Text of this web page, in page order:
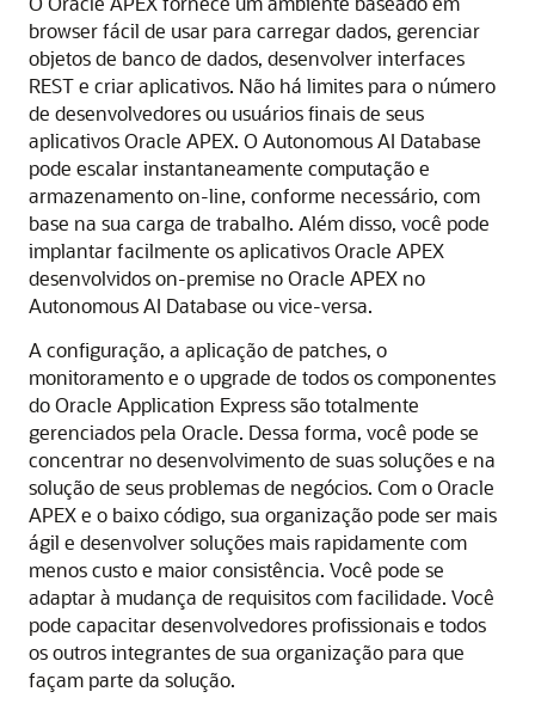
browser fácil de usar para carregar dados, gerenciar
objetos de banco de dados, desenvolver interfaces
REST e criar aplicativos. Não há limites para o número
de desenvolvedores ou usuários finais de seus
aplicativos Oracle APEX. O Autonomous AI Database
pode escalar instantaneamente computação e
armazenamento on-line, conforme necessário, com
base na sua carga de trabalho. Além disso, você pode
implantar facilmente os aplicativos Oracle APEX
desenvolvidos on-premise no Oracle APEX no
Autonomous AI Database ou vice-versa.
A configuração, a aplicação de patches, o
monitoramento e o upgrade de todos os componentes
do Oracle Application Express são totalmente
gerenciados pela Oracle. Dessa forma, você pode se
concentrar no desenvolvimento de suas soluções e na
solução de seus problemas de negócios. Com o Oracle
APEX e o baixo código, sua organização pode ser mais
ágil e desenvolver soluções mais rapidamente com
menos custo e maior consistência. Você pode se
adaptar à mudança de requisitos com facilidade. Você
pode capacitar desenvolvedores profissionais e todos
os outros integrantes de sua organização para que
façam parte da solução.